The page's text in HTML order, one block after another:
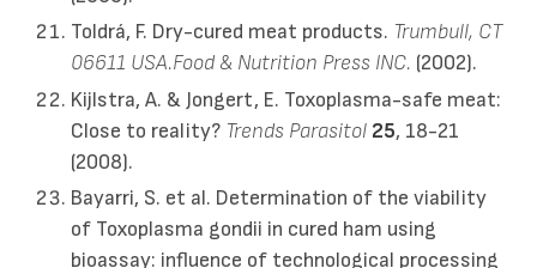
Toldrá, F. Dry-cured meat products. Trumbull, CT
06611 USA.Food & Nutrition Press INC. (2002).
Kijlstra, A. & Jongert, E. Toxoplasma-safe meat:
Close to reality? Trends Parasitol 25, 18-21
(2008).
Bayarri, S. et al. Determination of the viability
of Toxoplasma gondii in cured ham using
bioassay: influence of technological processing